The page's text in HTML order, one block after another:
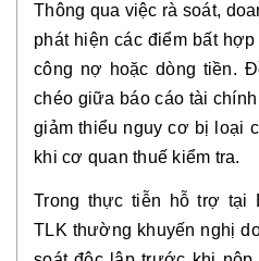
Thông qua việc rà soát,
phát hiện các điểm bất
công nợ hoặc dòng tiền.
chéo giữa báo cáo tài
giảm thiểu nguy cơ bị loại
khi cơ quan thuế kiểm tra.
Trong thực tiễn hỗ trợ tại
TLK thường khuyến nghị